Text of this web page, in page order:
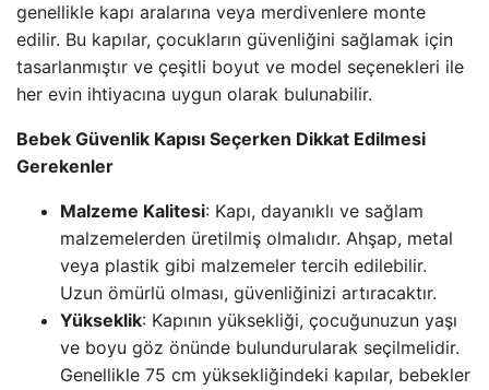
genellikle kapı aralarına veya merdivenlere monte
edilir. Bu kapılar, çocukların güvenliğini sağlamak için
tasarlanmıştır ve çeşitli boyut ve model seçenekleri ile
her evin ihtiyacına uygun olarak bulunabilir.
Bebek Güvenlik Kapısı Seçerken Dikkat Edilmesi
Gerekenler
Malzeme Kalitesi: Kapı, dayanıklı ve sağlam
malzemelerden üretilmiş olmalıdır. Ahşap, metal
veya plastik gibi malzemeler tercih edilebilir.
Uzun ömürlü olması, güvenliğinizi artıracaktır.
Yükseklik: Kapının yüksekliği, çocuğunuzun yaşı
ve boyu göz önünde bulundurularak seçilmelidir.
Genellikle 75 cm yüksekliğindeki kapılar, bebekler